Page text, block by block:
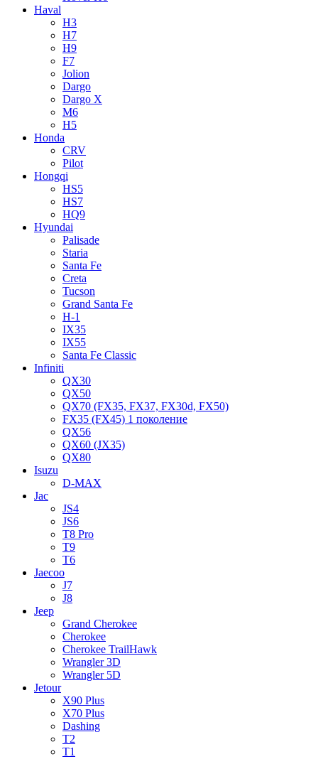
Haval
H3
H7
H9
F7
Jolion
Dargo
Dargo X
M6
H5
Honda
CRV
Pilot
Hongqi
HS5
HS7
HQ9
Hyundai
Palisade
Staria
Santa Fe
Creta
Tucson
Grand Santa Fe
H-1
IX35
IX55
Santa Fe Classic
Infiniti
QX30
QX50
QX70 (FX35, FX37, FX30d, FX50)
FX35 (FX45) 1 поколение
QX56
QX60 (JX35)
QX80
Isuzu
D-MAX
Jac
JS4
JS6
T8 Pro
T9
T6
Jaecoo
J7
J8
Jeep
Grand Cherokee
Cherokee
Cherokee TrailHawk
Wrangler 3D
Wrangler 5D
Jetour
X90 Plus
X70 Plus
Dashing
T2
T1